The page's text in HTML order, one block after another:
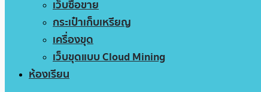
เว็บซื้อขาย
กระเป๋าเก็บเหรียญ
เครื่องขุด
เว็บขุดแบบ Cloud Mining
ห้องเรียน